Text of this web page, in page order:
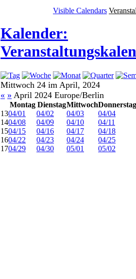
Visible Calendars
Kalender:
Mittwoch 24 im April, 2024
« » April 2024 Europe/Berlin
Montag DienstagMittwochDonnerstag
1304/01 04/02 04/03
04/04
1404/08 04/09 04/10
04/11
1504/15 04/16 04/17
04/18
1604/22 04/23 04/24
04/25
1704/29 04/30 05/01 05/02